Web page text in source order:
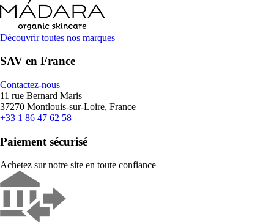
Découvrir toutes nos marques
SAV en France
Contactez-nous
11 rue Bernard Maris
37270 Montlouis-sur-Loire, France
+33 1 86 47 62 58
Paiement sécurisé
Achetez sur notre site en toute confiance